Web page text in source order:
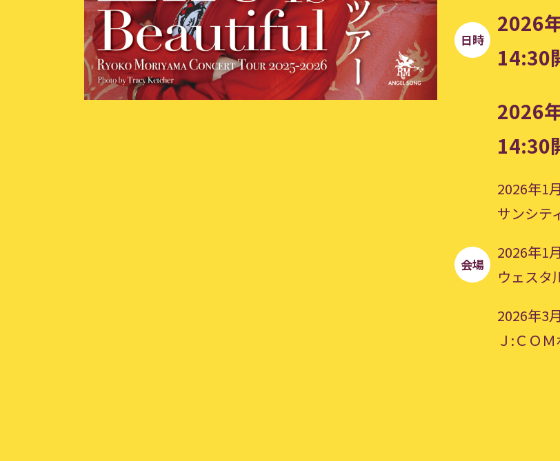
日時
2026
14:30
2026
14:30
会場
2026年1
サンシテ
2026年1
ウェス
2026年3
Ｊ:ＣＯ